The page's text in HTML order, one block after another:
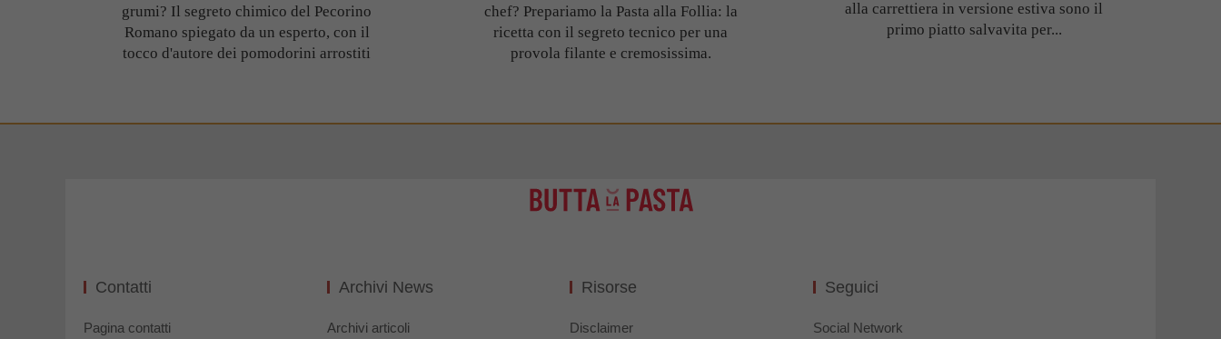
grumi? Il segreto chimico del Pecorino
Romano spiegato da un esperto, con il
tocco d'autore dei pomodorini arrostiti
chef? Prepariamo la Pasta alla Follia: la
ricetta con il segreto tecnico per una
provola filante e cremosissima.
alla carrettiera in versione estiva sono il
primo piatto salvavita per...
Contatti
Pagina contatti
Archivi News
Archivi articoli
Risorse
Disclaimer
Seguici
Social Network